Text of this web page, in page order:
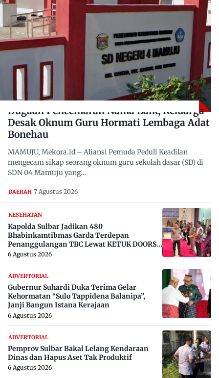
Dugaan Pencemaran Nama Baik, Keluarga
Desak Oknum Guru Hormati Lembaga Adat
Bonehau
MAMUJU, Mekora.id – Aliansi Pemuda Peduli Keadilan
mengecam sikap seorang oknum guru sekolah dasar (SD) di
SDN 04 Mamuju yang…
DAERAH 7 Agustus 2026
KESEHATAN
Kapolda Sulbar Jadikan 480
Bhabinkamtibmas Garda Terdepan
Penanggulangan TBC Lewat KETUK DOORS
di 650 Desa
6 Agustus 2026
ADVERTORIAL
Gubernur Suhardi Duka Terima Gelar
Kehormatan “Sulo Tappidena Balanipa”,
Janji Bangun Istana Kerajaan
6 Agustus 2026
ADVERTORIAL
Pemprov Sulbar Bakal Lelang Kendaraan
Dinas dan Hapus Aset Tak Produktif
6 Agustus 2026